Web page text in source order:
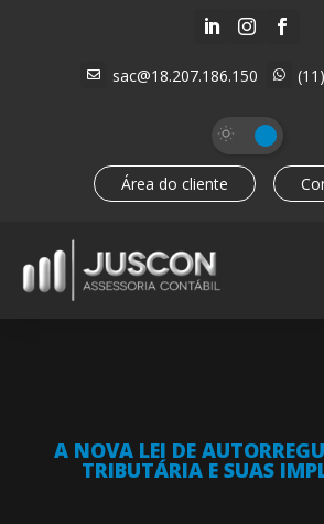
  
 sac@18.207.186.150 
Área do cliente
A NOVA LEI DE
TRIBUTÁRIA E SUAS